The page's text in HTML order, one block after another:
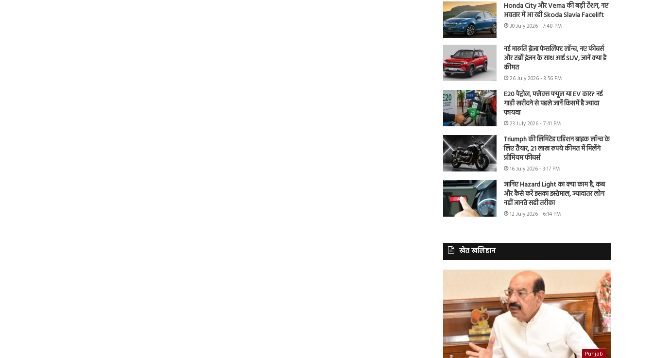
Honda City और Verna की बढ़ी टेंशन, नए
अवतार में आ रही Skoda Slavia Facelift
30 July 2026 - 7:48 PM
नई मारुति ब्रेजा फेसलिफ्ट लॉन्च, नए फीचर्स
और टर्बो इंजन के साथ आई SUV, जानें क्या है
कीमत
26 July 2026 - 3:56 PM
E20 पेट्रोल, फ्लेक्स फ्यूल या EV कार? नई
गाड़ी खरीदने से पहले जानें किसमें है ज्यादा
फायदा
23 July 2026 - 7:41 PM
Triumph की लिमिटेड एडिशन बाइक लॉन्च के
लिए तैयार, 21 लाख रुपये कीमत में मिलेंगे
प्रीमियम फीचर्स
16 July 2026 - 3:17 PM
जानिए Hazard Light का क्या काम है, कब
और कैसे करें इसका इस्तेमाल, ज्यादातर लोग
नहीं जानते सही तरीका
12 July 2026 - 6:14 PM
खेत खलिहान
Punjab